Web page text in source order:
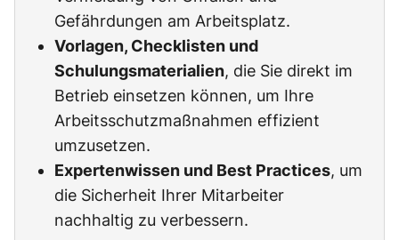
Gefährdungen am Arbeitsplatz.
Vorlagen, Checklisten und
Schulungsmaterialien, die Sie direkt im
Betrieb einsetzen können, um Ihre
Arbeitsschutzmaßnahmen effizient
umzusetzen.
Expertenwissen und Best Practices, um
die Sicherheit Ihrer Mitarbeiter
nachhaltig zu verbessern.